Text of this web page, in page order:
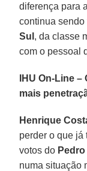
diferença para
continua
Sul , da classe
com o pessoal
IHU On-Line
mais
Henrique
perder o que já
votos do
numa situação